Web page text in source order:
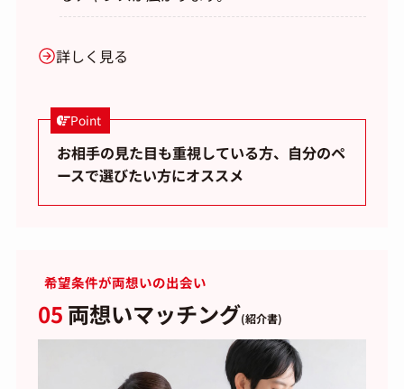
詳しく見る
Point
お相手の見た目も重視している方、自分のペ
ースで選びたい方にオススメ
希望条件が両想いの出会い
05 両想いマッチング(紹介書)